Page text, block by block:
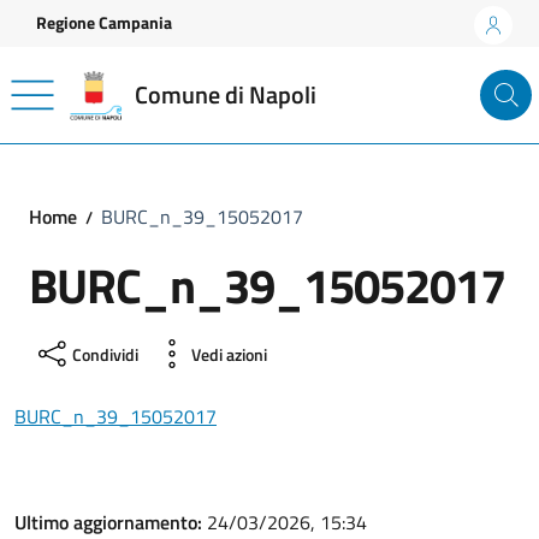
Vai ai contenuti
Vai al footer
Regione Campania
Comune di Napoli
Home BURC_n_39_15052017
BURC_n_39_15052017
Condividi Vedi azioni
BURC_n_39_15052017
Ultimo aggiornamento: 24/03/2026, 15:34